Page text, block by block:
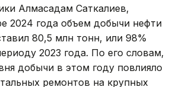
Алмасадам Саткалиев,
2024 года объем добычи нефти
80,5 млн тонн, или 98%
2023 года. По его словам,
добычи в этом году повлияло
ремонтов на крупных